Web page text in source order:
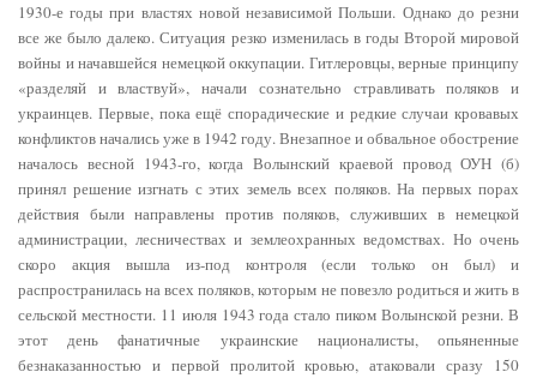
1930-е годы при властях новой независимой Польши. Однако до резни
все же было далеко. Ситуация резко изменилась в годы Второй мировой
войны и начавшейся немецкой оккупации. Гитлеровцы, верные принципу
«разделяй и властвуй», начали сознательно стравливать поляков и
украинцев. Первые, пока ещё спорадические и редкие случаи кровавых
конфликтов начались уже в 1942 году. Внезапное и обвальное обострение
началось весной 1943-го, когда Волынский краевой провод ОУН (б)
принял решение изгнать с этих земель всех поляков. На первых порах
действия были направлены против поляков, служивших в немецкой
администрации, лесничествах и землеохранных ведомствах. Но очень
скоро акция вышла из-под контроля (если только он был) и
распространилась на всех поляков, которым не повезло родиться и жить в
сельской местности. 11 июля 1943 года стало пиком Волынской резни. В
этот день фанатичные украинские националисты, опьяненные
безнаказанностью и первой пролитой кровью, атаковали сразу 150